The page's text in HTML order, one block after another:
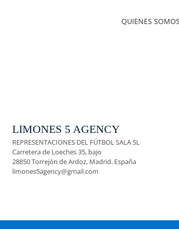
QUIENES SOMOS
LIMONES 5 AGENCY
REPRESENTACIONES DEL FÚTBOL SALA SL
Carretera de Loeches 35, bajo
28850 Torrejón de Ardoz, Madrid. España
limones5agency@gmail.com